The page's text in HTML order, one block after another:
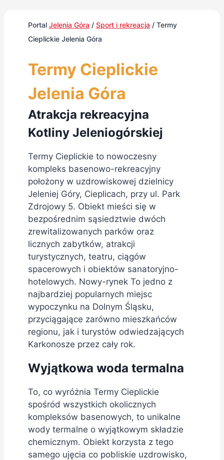
Portal Jelenia Góra / Sport i rekreacja / Termy
Cieplickie Jelenia Góra
Termy Cieplickie
Jelenia Góra
Atrakcja rekreacyjna
Kotliny Jeleniogórskiej
Termy Cieplickie to nowoczesny
kompleks basenowo-rekreacyjny
położony w uzdrowiskowej dzielnicy
Jeleniej Góry, Cieplicach, przy ul. Park
Zdrojowy 5. Obiekt mieści się w
bezpośrednim sąsiedztwie dwóch
zrewitalizowanych parków oraz
licznych zabytków, atrakcji
turystycznych, teatru, ciągów
spacerowych i obiektów sanatoryjno-
hotelowych. Nowy-rynek To jedno z
najbardziej popularnych miejsc
wypoczynku na Dolnym Śląsku,
przyciągające zarówno mieszkańców
regionu, jak i turystów odwiedzających
Karkonosze przez cały rok.
Wyjątkowa woda termalna
To, co wyróżnia Termy Cieplickie
spośród wszystkich okolicznych
kompleksów basenowych, to unikalne
wody termalne o wyjątkowym składzie
chemicznym. Obiekt korzysta z tego
samego ujęcia co pobliskie uzdrowisko,